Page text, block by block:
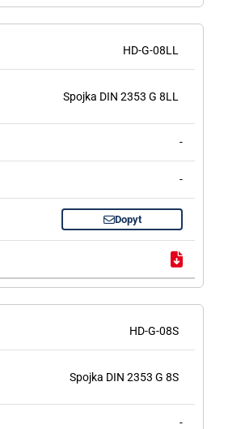
HD-G-08LL
Spojka DIN 2353 G 8LL
-
-
Dopyt
HD-G-08S
Spojka DIN 2353 G 8S
-